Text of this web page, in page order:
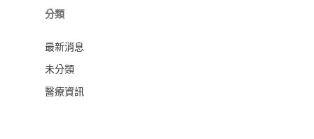
分類
最新消息
未分類
醫療資訊